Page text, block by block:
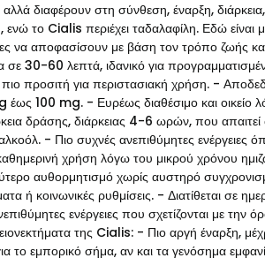
διαφέρουν στη σύνθεση, έναρξη,
το Cialis περιέχει ταδαλαφίλη. Εδώ είναι
να αποφασίσουν με βάση τον τρόπο ζωής
30-60 λεπτά, ιδανικό για
προσιτή για περιστασιακή χρήση. -
έως 100 mg. - Ευρέως διαθέσιμο και οικείο
δράσης, διάρκειας 4-6 ωρών, που απαιτεί
- Πιο συχνές ανεπιθύμητες ενέργειες
χρήση λόγω του μικρού χρόνου
αυθορμητισμό χωρίς αυστηρό
ή κοινωνικές ρυθμίσεις. - Διατίθεται σε
ενέργειες που σχετίζονται με την
της Cialis: - Πιο αργή έναρξη,
το εμπορικό σήμα, αν και τα γενόσημα